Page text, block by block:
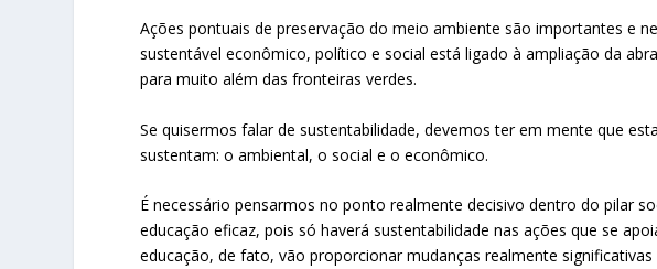
Ações pontuais de preservação do meio ambiente são importantes e
sustentável econômico, político e social está ligado à ampliação da
para muito além das fronteiras verdes.
Se quisermos falar de sustentabilidade, devemos ter em mente que
sustentam: o ambiental, o social e o econômico.
É necessário pensarmos no ponto realmente decisivo dentro do pilar
educação eficaz, pois só haverá sustentabilidade nas ações que se
educação, de fato, vão proporcionar mudanças realmente